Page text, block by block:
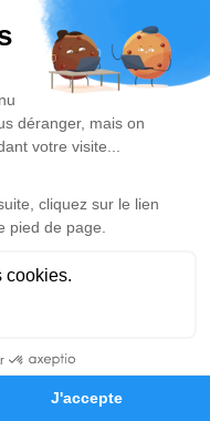
Hommages
ALEM mohamed
l’unité de soins de
dignité et sans
22 mai 2026 à 10h00
- 74130
pour laisser vos
une anecdote
est
Je rends hommage